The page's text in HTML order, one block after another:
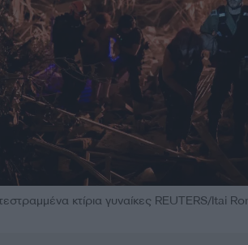
κτίρια γυναίκες REUTERS/Itai